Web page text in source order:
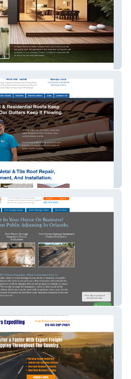
Home Services
& Gutter
Claims Assistance